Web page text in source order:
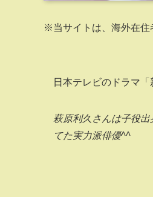
※当サイトは、海外在住
日本テレビのドラマ
萩原利久さんは子役
てた実力派俳優^^